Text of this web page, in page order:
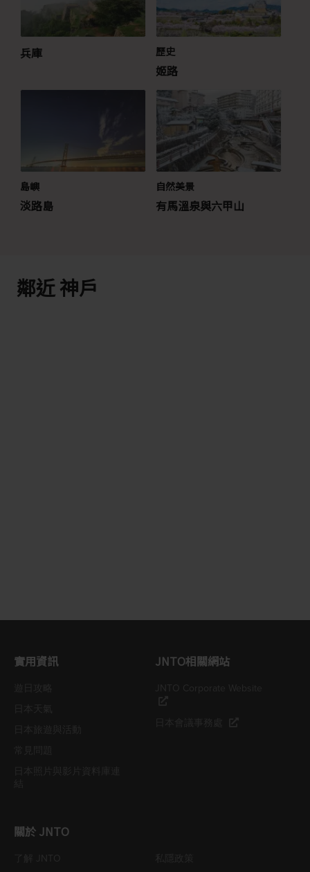
兵庫 歷史
姬路
島嶼
淡路島
自然美景
有馬溫泉與六甲山
鄰近 神戶
實用資訊 JNTO相關網站
關於 JNTO